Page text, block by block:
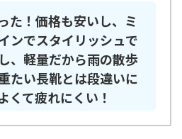
た！価格も安いし、ミ
ンでスタイリッシュで
、軽量だから雨の散歩
たい長靴とは段違いに
くて疲れにくい！